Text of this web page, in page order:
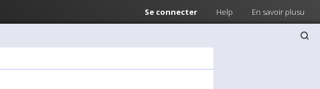
Se connecter Help En savoir plusu